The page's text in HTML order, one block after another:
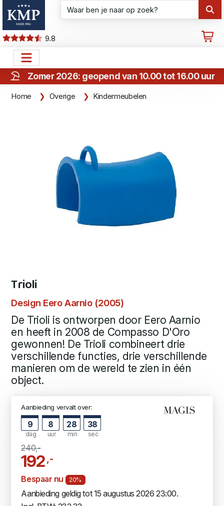
9.8
Zomer 2026: geopend van 10.00 tot 16.00 uur
Home Overige Kindermeubelen
Trioli
Design Eero Aarnio (2005)
De Trioli is ontworpen door Eero Aarnio
en heeft in 2008 de Compasso D'Oro
gewonnen! De Trioli combineert drie
verschillende functies, drie verschillende
manieren om de wereld te zien in één
object.
Aanbieding vervalt over:
9
dag
8
uur
28
min
38
sec
240,-
192,-
Bespaar nu 20%
Aanbieding geldig tot 15 augustus 2026 23:00.